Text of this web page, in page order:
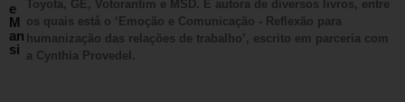
e
M
an
si
Toyota, GE, Votorantim e MSD. É autora de diversos livros, entre
os quais está o ‘Emoção e Comunicação - Reflexão para
humanização das relações de trabalho’, escrito em parceria com
a Cynthia Provedel.